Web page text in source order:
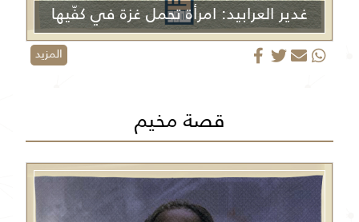
غدير العرابيد: امرأة تحمل غزة في كفّيها
المزيد
قصة مخيم